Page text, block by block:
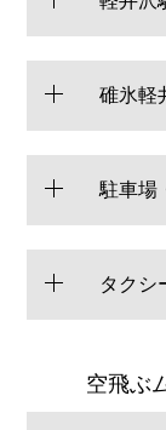
碓氷軽
駐車場
タクシ
空飛ぶ